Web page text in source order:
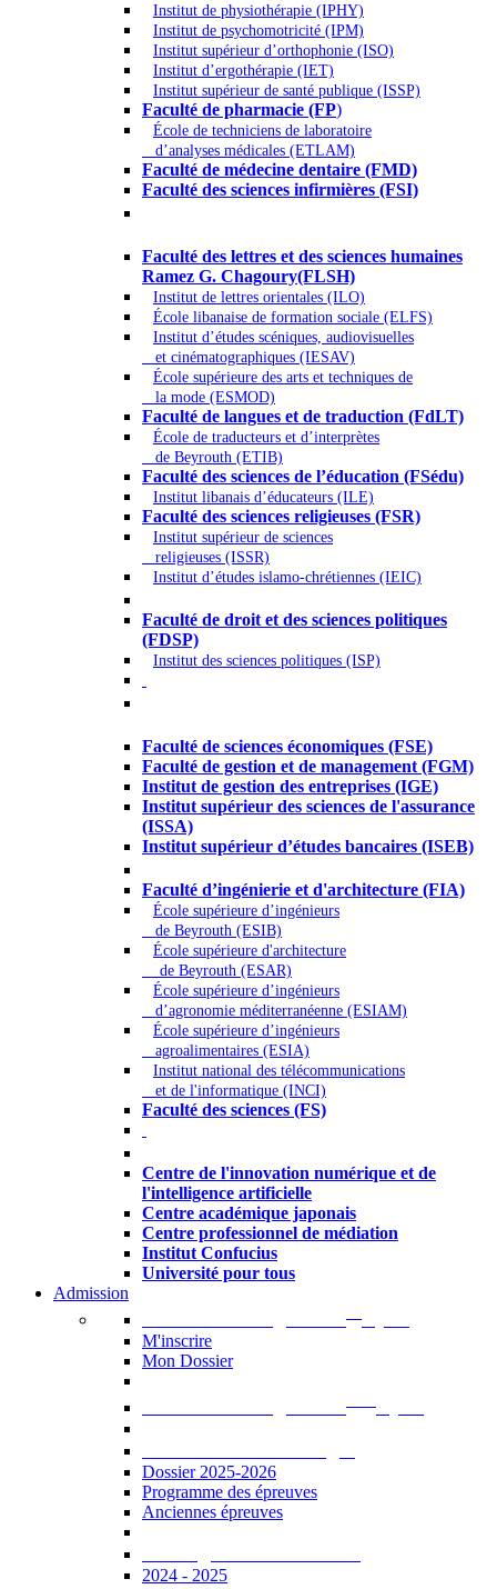
Institut de physiothérapie (IPHY)
Institut de psychomotricité (IPM)
Institut supérieur d’orthophonie (ISO)
Institut d’ergothérapie (IET)
Institut supérieur de santé publique (ISSP)
Faculté de pharmacie (FP)
École de techniciens de laboratoire
d’analyses médicales (ETLAM)
Faculté de médecine dentaire (FMD)
Faculté des sciences infirmières (FSI)
Faculté des lettres et des sciences humaines
Ramez G. Chagoury(FLSH)
Institut de lettres orientales (ILO)
École libanaise de formation sociale (ELFS)
Institut d’études scéniques, audiovisuelles
et cinématographiques (IESAV)
École supérieure des arts et techniques de
la mode (ESMOD)
Faculté de langues et de traduction (FdLT)
École de traducteurs et d’interprètes
de Beyrouth (ETIB)
Faculté des sciences de l’éducation (FSédu)
Institut libanais d’éducateurs (ILE)
Faculté des sciences religieuses (FSR)
Institut supérieur de sciences
religieuses (ISSR)
Institut d’études islamo-chrétiennes (IEIC)
Faculté de droit et des sciences politiques
(FDSP)
Institut des sciences politiques (ISP)
Faculté de sciences économiques (FSE)
Faculté de gestion et de management (FGM)
Institut de gestion des entreprises (IGE)
Institut supérieur des sciences de l'assurance
(ISSA)
Institut supérieur d’études bancaires (ISEB)
Faculté d’ingénierie et d'architecture (FIA)
École supérieure d’ingénieurs
de Beyrouth (ESIB)
École supérieure d'architecture
de Beyrouth (ESAR)
École supérieure d’ingénieurs
d’agronomie méditerranéenne (ESIAM)
École supérieure d’ingénieurs
agroalimentaires (ESIA)
Institut national des télécommunications
et de l'informatique (INCI)
Faculté des sciences (FS)
Centre de l'innovation numérique et de
l'intelligence artificielle
Centre académique japonais
Centre professionnel de médiation
Institut Confucius
Université pour tous
Admission
M'inscrire
Mon Dossier
Dossier 2025-2026
Programme des épreuves
Anciennes épreuves
2024 - 2025